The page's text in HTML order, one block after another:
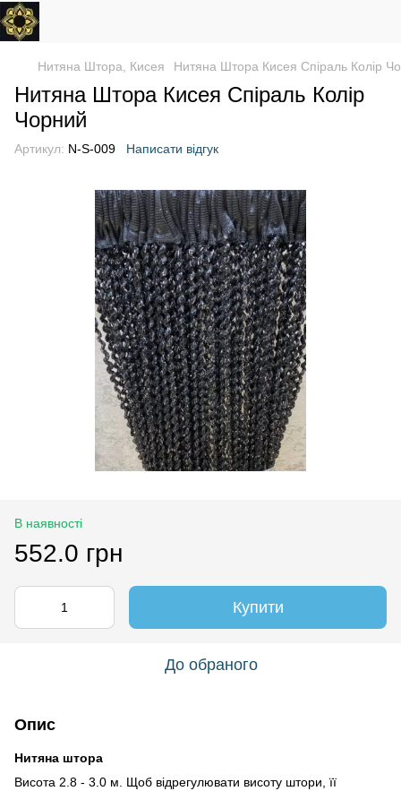
Нитяна Штора, Кисея Нитяна Штора Кисея Спіраль Колір
Нитяна Штора Кисея Спіраль Колір
Чорний
Артикул: N-S-009 Написати відгук
В наявності
552.0 грн
Купити
До обраного
Опис
Нитяна штора
Висота 2.8 - 3.0 м. Щоб відрегулювати висоту штори, її